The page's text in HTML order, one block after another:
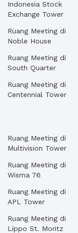
Indonesia Stock
Exchange Tower
Ruang Meeting di
Noble House
Ruang Meeting di
South Quarter
Ruang Meeting di
Centennial Tower
Ruang Meeting di
Multivision Tower
Ruang Meeting di
Wisma 76
Ruang Meeting di
APL Tower
Ruang Meeting di
Lippo St. Moritz